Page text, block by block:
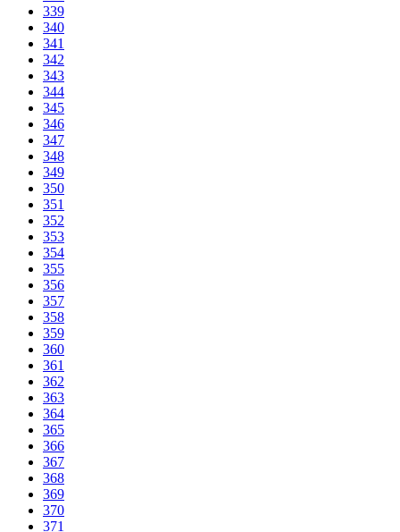
339
340
341
342
343
344
345
346
347
348
349
350
351
352
353
354
355
356
357
358
359
360
361
362
363
364
365
366
367
368
369
370
371